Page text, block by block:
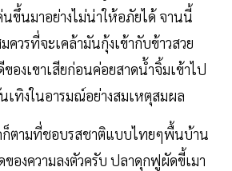
นขึ้นมาอย่างไม่น่าให้อภัยได้ จานนี้
วรที่จะเคล้ามันกุ้งเข้ากับข้าวสวย
ของเขาเสียก่อนค่อยสาดน้ำจิ้มเข้าไป
เทิงในอารมณ์อย่างสมเหตุสมผล
ก็ตามที่ชอบรสชาติแบบไทยๆพื้นบ้าน
องความลงตัวครับ ปลาดุกฟูผัดขี้เมา